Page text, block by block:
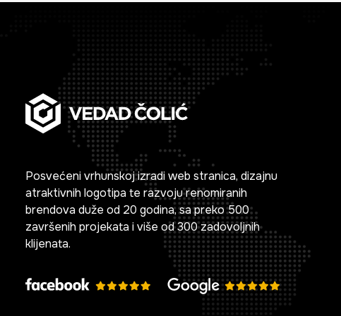
Posvećeni vrhunskoj izradi web stranica, dizajnu
atraktivnih logotipa te razvoju renomiranih
brendova duže od 20 godina, sa preko 500
završenih projekata i više od 300 zadovoljnih
klijenata.